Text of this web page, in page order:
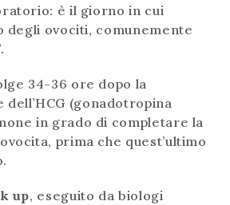
è il giorno in cui
degli ovociti, comunemente
34-36 ore dopo la
(gonadotropina
in grado di completare la
prima che quest’ultimo
up, eseguito da biologi